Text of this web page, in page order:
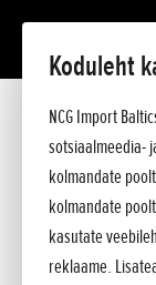
Koduleht
NCG Import
sotsiaalmeedia-
kolmandate
kolmandate
kasutate
reklaame.
Tutvustus
Tehnilised andmed
Hinnakiri
Küsi lisa
KÜSI